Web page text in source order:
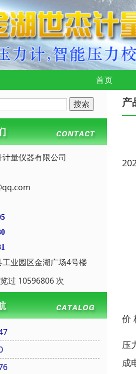
首页
量仪器有限公司
业园区金湖广场4号楼
过 10596806 次
产
价
压
成